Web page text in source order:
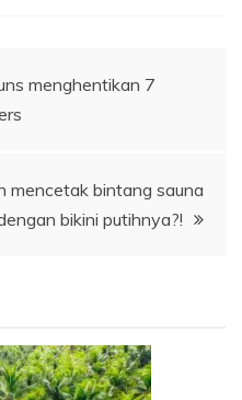
menghentikan 7
mencetak bintang sauna
bikini putihnya?!